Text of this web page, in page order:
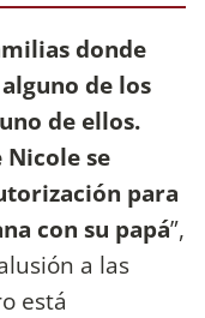
donde
de los
de ellos.
se
para
con su papá”,
a las
está